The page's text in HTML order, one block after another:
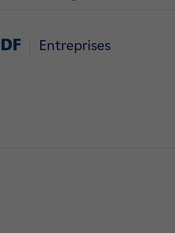
Entreprises